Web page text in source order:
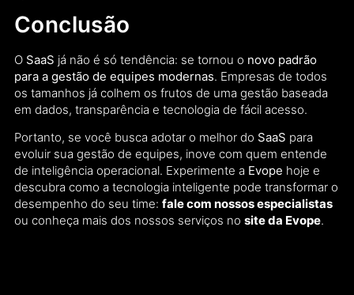
Conclusão
O SaaS já não é só tendência: se tornou o novo padrão
para a gestão de equipes modernas. Empresas de todos
os tamanhos já colhem os frutos de uma gestão baseada
em dados, transparência e tecnologia de fácil acesso.
Portanto, se você busca adotar o melhor do SaaS para
evoluir sua gestão de equipes, inove com quem entende
de inteligência operacional. Experimente a Evope hoje e
descubra como a tecnologia inteligente pode transformar o
desempenho do seu time: fale com nossos especialistas
ou conheça mais dos nossos serviços no site da Evope.